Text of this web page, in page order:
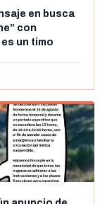
en busca
con
un timo